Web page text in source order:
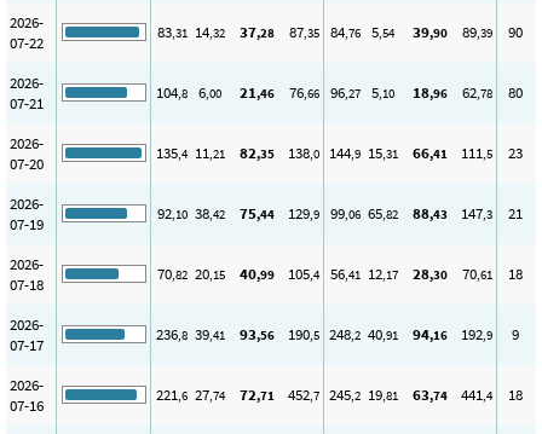
2026-
07-22
83,31 14,32 37,28 87,35 84,76 5,54 39,90 89,39 90
2026-
07-21
104,8 6,00 21,46 76,66 96,27 5,10 18,96 62,78 80
2026-
07-20
135,4 11,21 82,35 138,0 144,9 15,31 66,41 111,5 23
2026-
07-19
92,10 38,42 75,44 129,9 99,06 65,82 88,43 147,3 21
2026-
07-18
70,82 20,15 40,99 105,4 56,41 12,17 28,30 70,61 18
2026-
07-17
236,8 39,41 93,56 190,5 248,2 40,91 94,16 192,9 9
2026-
07-16
221,6 27,74 72,71 452,7 245,2 19,81 63,74 441,4 18